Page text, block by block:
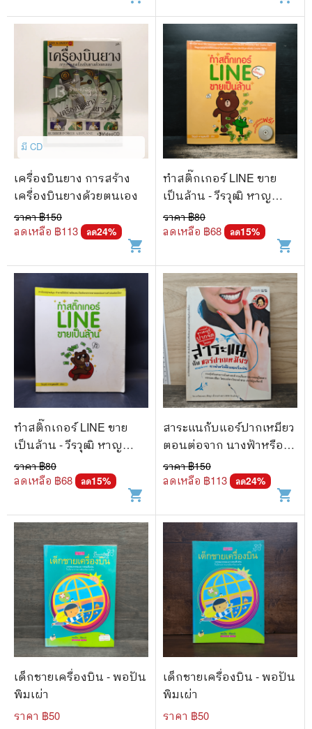
มี CD
เครื่องบินยาง การสร้าง
เครื่องบินยางด้วยตนเอง
ราคา ฿150
ลดเหลือ ฿113 ลด24%
shopping_cart
ทำสติ๊กเกอร์ LINE ขาย
เป็นล้าน - วีรวุฒิ หาญ
สมบัติ
ราคา ฿80
ลดเหลือ ฿68 ลด15%
shopping_cart
ทำสติ๊กเกอร์ LINE ขาย
เป็นล้าน - วีรวุฒิ หาญ
สมบัติ
ราคา ฿80
ลดเหลือ ฿68 ลด15%
shopping_cart
สาระแนกับแอร์ปากเหมียว
ตอนต่อจาก นางฟ้าหรือ
ขี้ข้าบนเครื่องบิน
ราคา ฿150
ลดเหลือ ฿113 ลด24%
shopping_cart
เด็กชายเครื่องบิน - พอปัน
พิมเผ่า
ราคา ฿50
เด็กชายเครื่องบิน - พอปัน
พิมเผ่า
ราคา ฿50